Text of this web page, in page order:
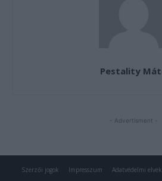
Szerzői jogok Impresszum Adatvédelmi elvek